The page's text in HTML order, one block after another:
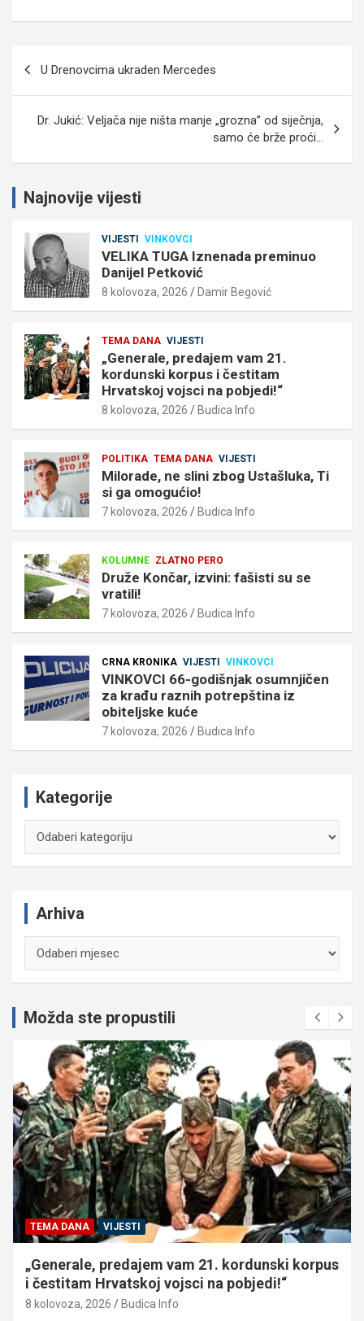
U Drenovcima ukraden Mercedes
Dr. Jukić: Veljača nije ništa manje „grozna” od siječnja,
samo će brže proći…
Najnovije vijesti
VIJESTI VINKOVCI
VELIKA TUGA Iznenada preminuo
Danijel Petković
8 kolovoza, 2026 Damir Begović
TEMA DANA VIJESTI
„Generale, predajem vam 21.
kordunski korpus i čestitam
Hrvatskoj vojsci na pobjedi!“
8 kolovoza, 2026 Budica Info
POLITIKA TEMA DANA VIJESTI
Milorade, ne slini zbog Ustašluka, Ti
si ga omogućio!
7 kolovoza, 2026 Budica Info
KOLUMNE ZLATNO PERO
Druže Končar, izvini: fašisti su se
vratili!
7 kolovoza, 2026 Budica Info
CRNA KRONIKA VIJESTI VINKOVCI
VINKOVCI 66-godišnjak osumnjičen
za krađu raznih potrepština iz
obiteljske kuće
7 kolovoza, 2026 Budica Info
Kategorije
Arhiva
Možda ste propustili
TEMA DANA VIJESTI
„Generale, predajem vam 21. kordunski korpus
i čestitam Hrvatskoj vojsci na pobjedi!“
8 kolovoza, 2026 Budica Info